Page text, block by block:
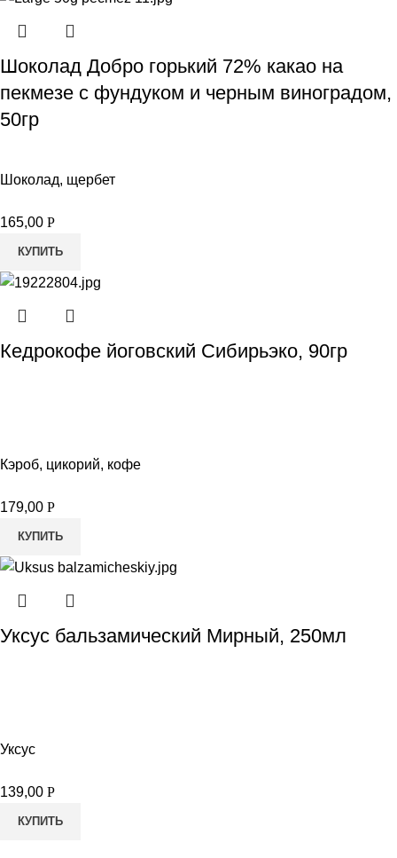
Шоколад Добро горький 72% какао на
пекмезе с фундуком и черным виноградом,
50гр
Шоколад, щербет
165,00 Р
КУПИТЬ
Кедрокофе йоговский Сибирьэко, 90гр
Кэроб, цикорий, кофе
179,00 Р
КУПИТЬ
Уксус бальзамический Мирный, 250мл
Уксус
139,00 Р
КУПИТЬ